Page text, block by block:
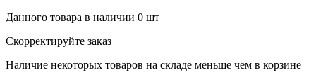
Данного товара в наличии 0 шт
Скорректируйте заказ
Наличие некоторых товаров на складе меньше чем в корзине